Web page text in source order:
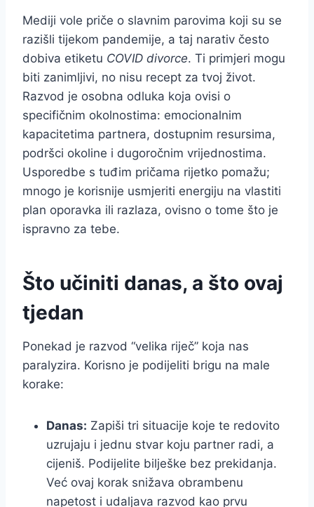
Mediji vole priče o slavnim parovima koji su se
razišli tijekom pandemije, a taj narativ često
dobiva etiketu COVID divorce. Ti primjeri mogu
biti zanimljivi, no nisu recept za tvoj život.
Razvod je osobna odluka koja ovisi o
specifičnim okolnostima: emocionalnim
kapacitetima partnera, dostupnim resursima,
podršci okoline i dugoročnim vrijednostima.
Usporedbe s tuđim pričama rijetko pomažu;
mnogo je korisnije usmjeriti energiju na vlastiti
plan oporavka ili razlaza, ovisno o tome što je
ispravno za tebe.
Što učiniti danas, a što ovaj
tjedan
Ponekad je razvod “velika riječ” koja nas
paralyzira. Korisno je podijeliti brigu na male
korake:
Danas: Zapiši tri situacije koje te redovito
uzrujaju i jednu stvar koju partner radi, a
cijeniš. Podijelite bilješke bez prekidanja.
Već ovaj korak snižava obrambenu
napetost i udaljava razvod kao prvu